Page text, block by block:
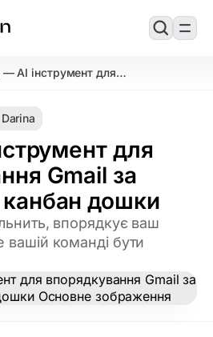
— AI інструмент для
дошки
Darina
для
Gmail за
дошки
впорядкує ваш
команді бути